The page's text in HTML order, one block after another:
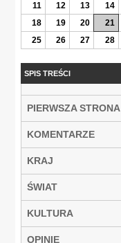
11
12 13 14
18
19 20 21
25
26 27 28
SPIS TREŚCI
PIERWSZA STRONA
KOMENTARZE
KRAJ
ŚWIAT
KULTURA
OPINIE